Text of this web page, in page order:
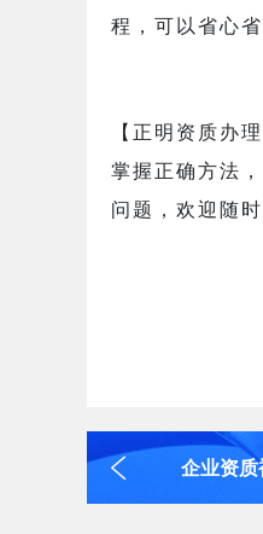
程，可以省心
【正明资质办
掌握正确方法
问题，欢迎随
企业资